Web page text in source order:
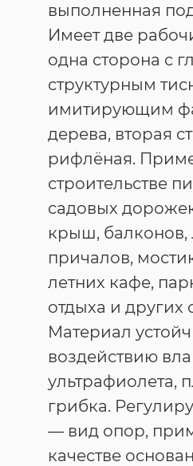
выполненная
Имеет две
одна сторона с
структурным
имитирующим
дерева, вторая
рифлёная.
строительстве
садовых
крыш,
причалов,
летних кафе,
отдыха и других
Материал
воздействию
ультрафиолета,
грибка.
— вид опор,
качестве